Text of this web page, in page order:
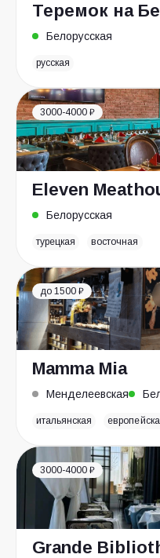
Теремок на
Белорусская
русская
3000-4000 ₽
Eleven
Белорусская
турецкая восточная
до 1500 ₽
Mamma Mia
Менделеевская
итальянская
3000-4000 ₽
Grande